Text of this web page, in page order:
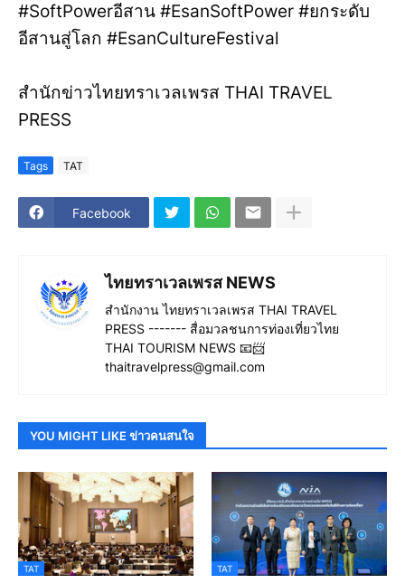
#SoftPowerอีสาน #EsanSoftPower #ยกระดับ
อีสานสู่โลก #EsanCultureFestival
สำนักข่าวไทยทราเวลเพรส THAI TRAVEL
PRESS
Tags TAT
Facebook
ไทยทราเวลเพรส NEWS
สำนักงาน ไทยทราเวลเพรส THAI TRAVEL
PRESS ------- สื่อมวลชนการท่องเที่ยวไทย
THAI TOURISM NEWS 📧📨
thaitravelpress@gmail.com
YOU MIGHT LIKE ข่าวคนสนใจ
TAT TAT